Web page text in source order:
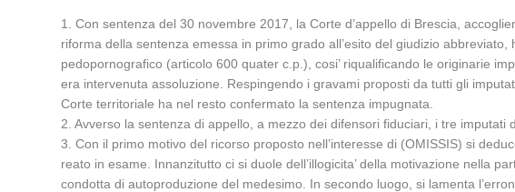
1. Con sentenza del 30 novembre 2017, la Corte d’appello di Brescia,
riforma della sentenza emessa in primo grado all’esito del giudizio
pedopornografico (articolo 600 quater c.p.), cosi’ riqualificando le originarie
era intervenuta assoluzione. Respingendo i gravami proposti da tutti gli
Corte territoriale ha nel resto confermato la sentenza impugnata.
2. Avverso la sentenza di appello, a mezzo dei difensori fiduciari, i tre imputati
3. Con il primo motivo del ricorso proposto nell’interesse di (OMISSIS) si
reato in esame. Innanzitutto ci si duole dell’illogicita’ della motivazione nella
condotta di autoproduzione del medesimo. In secondo luogo, si lamenta